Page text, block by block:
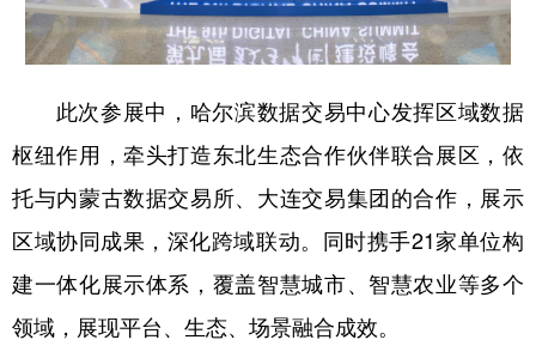
辽宁 吉林 上海 江苏
广东 广西 海南 重庆
四川 贵州 云南 西藏
陕西 甘肃 青海 宁夏
新疆 内蒙古 黑龙江
此次参展中，哈尔滨数据交易中心发挥区域数据
枢纽作用，牵头打造东北生态合作伙伴联合展区，依
托与内蒙古数据交易所、大连交易集团的合作，展示
区域协同成果，深化跨域联动。同时携手21家单位构
建一体化展示体系，覆盖智慧城市、智慧农业等多个
领域，展现平台、生态、场景融合成效。